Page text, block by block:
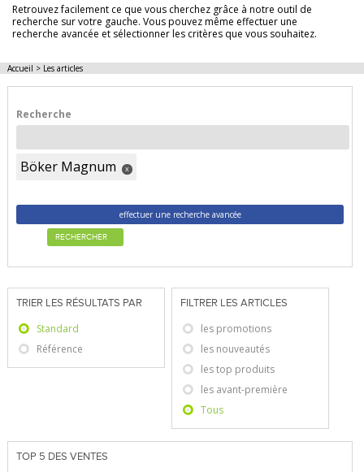
Retrouvez facilement ce que vous cherchez grâce à notre outil de
recherche sur votre gauche. Vous pouvez même effectuer une
recherche avancée et sélectionner les critères que vous souhaitez.
Accueil > Les articles
Recherche
Böker Magnum x
effectuer une recherche avancée
RECHERCHER
TRIER LES RÉSULTATS PAR
Standard
Référence
FILTRER LES ARTICLES
les promotions
les nouveautés
les top produits
les avant-première
Tous
TOP 5 DES VENTES